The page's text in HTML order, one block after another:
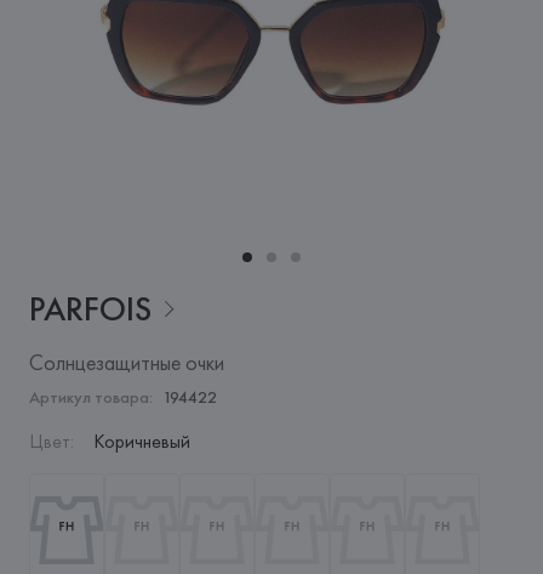
PARFOIS
Солнцезащитные очки
Артикул товара: 194422
Цвет: Коричневый